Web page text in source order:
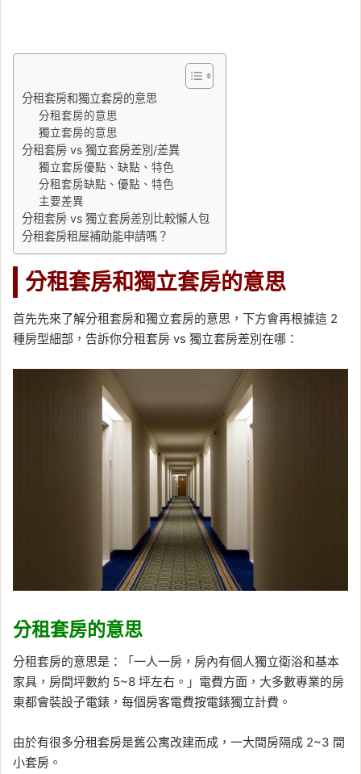
分租套房和獨立套房的意思
分租套房的意思
獨立套房的意思
分租套房 vs 獨立套房差別/差異
獨立套房優點、缺點、特色
分租套房缺點、優點、特色
主要差異
分租套房 vs 獨立套房差別比較懶人包
分租套房租屋補助能申請嗎？
分租套房和獨立套房的意思
首先先來了解分租套房和獨立套房的意思，下方會再根據這 2
種房型細部，告訴你分租套房 vs 獨立套房差別在哪：
分租套房的意思
分租套房的意思是：「一人一房，房內有個人獨立衛浴和基本
家具，房間坪數約 5~8 坪左右。」電費方面，大多數專業的房
東都會裝設子電錶，每個房客電費按電錶獨立計費。
由於有很多分租套房是舊公寓改建而成，一大間房隔成 2~3 間
小套房。